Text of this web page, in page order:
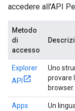
accedere all'API
Metodo
di
accesso
Explorer
API
Uno
provare
browser.
Apps
Un